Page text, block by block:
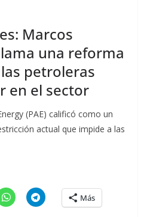
Marcos
una reforma
petroleras
en el sector
(PAE) calificó como un
actual que impide a las
Más